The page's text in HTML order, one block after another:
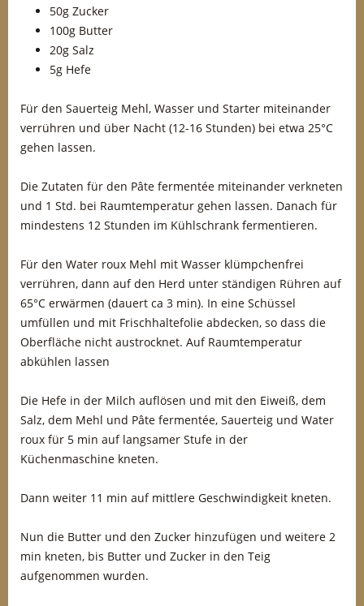
50g Zucker
100g Butter
20g Salz
5g Hefe
Für den Sauerteig Mehl, Wasser und Starter miteinander
verrühren und über Nacht (12-16 Stunden) bei etwa 25°C
gehen lassen.
Die Zutaten für den Pâte fermentée miteinander verkneten
und 1 Std. bei Raumtemperatur gehen lassen. Danach für
mindestens 12 Stunden im Kühlschrank fermentieren.
Für den Water roux Mehl mit Wasser klümpchenfrei
verrühren, dann auf den Herd unter ständigen Rühren auf
65°C erwärmen (dauert ca 3 min). In eine Schüssel
umfüllen und mit Frischhaltefolie abdecken, so dass die
Oberfläche nicht austrocknet. Auf Raumtemperatur
abkühlen lassen
Die Hefe in der Milch auflösen und mit den Eiweiß, dem
Salz, dem Mehl und Pâte fermentée, Sauerteig und Water
roux für 5 min auf langsamer Stufe in der
Küchenmaschine kneten.
Dann weiter 11 min auf mittlere Geschwindigkeit kneten.
Nun die Butter und den Zucker hinzufügen und weitere 2
min kneten, bis Butter und Zucker in den Teig
aufgenommen wurden.